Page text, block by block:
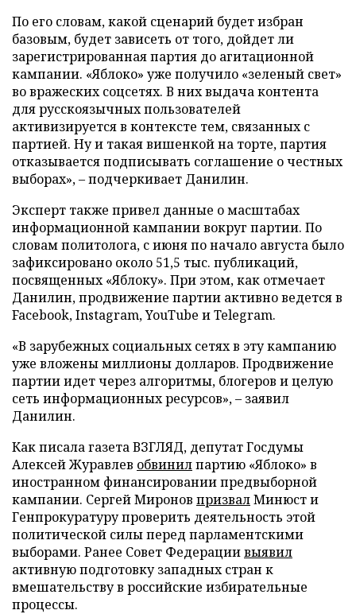
По его словам, какой сценарий будет избран
базовым, будет зависеть от того, дойдет ли
зарегистрированная партия до агитационной
кампании. «Яблоко» уже получило «зеленый свет»
во вражеских соцсетях. В них выдача контента
для русскоязычных пользователей
активизируется в контексте тем, связанных с
партией. Ну и такая вишенкой на торте, партия
отказывается подписывать соглашение о честных
выборах», – подчеркивает Данилин.
Эксперт также привел данные о масштабах
информационной кампании вокруг партии. По
словам политолога, с июня по начало августа было
зафиксировано около 51,5 тыс. публикаций,
посвященных «Яблоку». При этом, как отмечает
Данилин, продвижение партии активно ведется в
Facebook, Instagram, YouTube и Telegram.
«В зарубежных социальных сетях в эту кампанию
уже вложены миллионы долларов. Продвижение
партии идет через алгоритмы, блогеров и целую
сеть информационных ресурсов», – заявил
Данилин.
Как писала газета ВЗГЛЯД, депутат Госдумы
Алексей Журавлев обвинилпартию «Яблоко» в
иностранном финансировании предвыборной
кампании. Сергей Миронов призвалМинюст и
Генпрокуратуру проверить деятельность этой
политической силы перед парламентскими
выборами. Ранее Совет Федерациивыявил
активную подготовку западных стран к
вмешательству в российские избирательные
процессы.